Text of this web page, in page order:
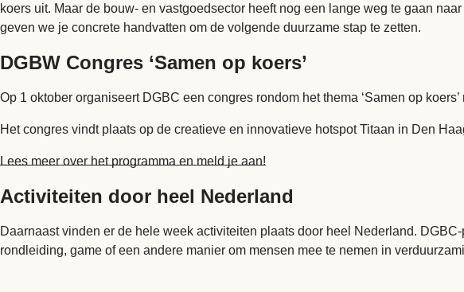
koers uit. Maar de bouw- en vastgoedsector heeft nog een lange weg te gaan
geven we je concrete handvatten om de volgende duurzame stap te zetten.
DGBW Congres ‘Samen op koers’
Op 1 oktober organiseert DGBC een congres rondom het thema ‘Samen op
Het congres vindt plaats op de creatieve en innovatieve hotspot Titaan in Den
Lees meer over het programma en meld je aan!
Activiteiten door heel Nederland
Daarnaast vinden er de hele week activiteiten plaats door heel Nederland.
rondleiding, game of een andere manier om mensen mee te nemen in